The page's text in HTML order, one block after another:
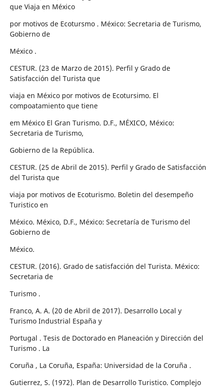
que Viaja en México
por motivos de Ecotursmo . México: Secretaria de Turismo,
Gobierno de
México .
CESTUR. (23 de Marzo de 2015). Perfil y Grado de
Satisfacción del Turista que
viaja en México por motivos de Ecotursimo. El
compoatamiento que tiene
em México El Gran Turismo. D.F., MÉXICO, México:
Secretaria de Turismo,
Gobierno de la República.
CESTUR. (25 de Abril de 2015). Perfil y Grado de Satisfacción
del Turista que
viaja por motivos de Ecoturismo. Boletin del desempeño
Turistico en
México. México, D.F., México: Secretaría de Turismo del
Gobierno de
México.
CESTUR. (2016). Grado de satisfacción del Turista. México:
Secretaria de
Turismo .
Franco, A. A. (20 de Abril de 2017). Desarrollo Local y
Turismo Industrial España y
Portugal . Tesis de Doctorado en Planeación y Dirección del
Turismo . La
Coruña , La Coruña, España: Universidad de la Coruña .
Gutierrez, S. (1972). Plan de Desarrollo Turistico. Complejo